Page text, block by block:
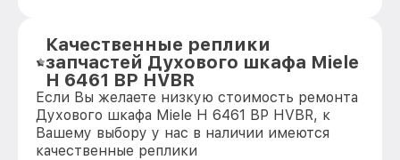
Качественные реплики
запчастей Духового шкафа Miele
H 6461 BP HVBR
Если Вы желаете низкую стоимость ремонта
Духового шкафа Miele H 6461 BP HVBR, к
Вашему выбору у нас в наличии имеются
качественные реплики